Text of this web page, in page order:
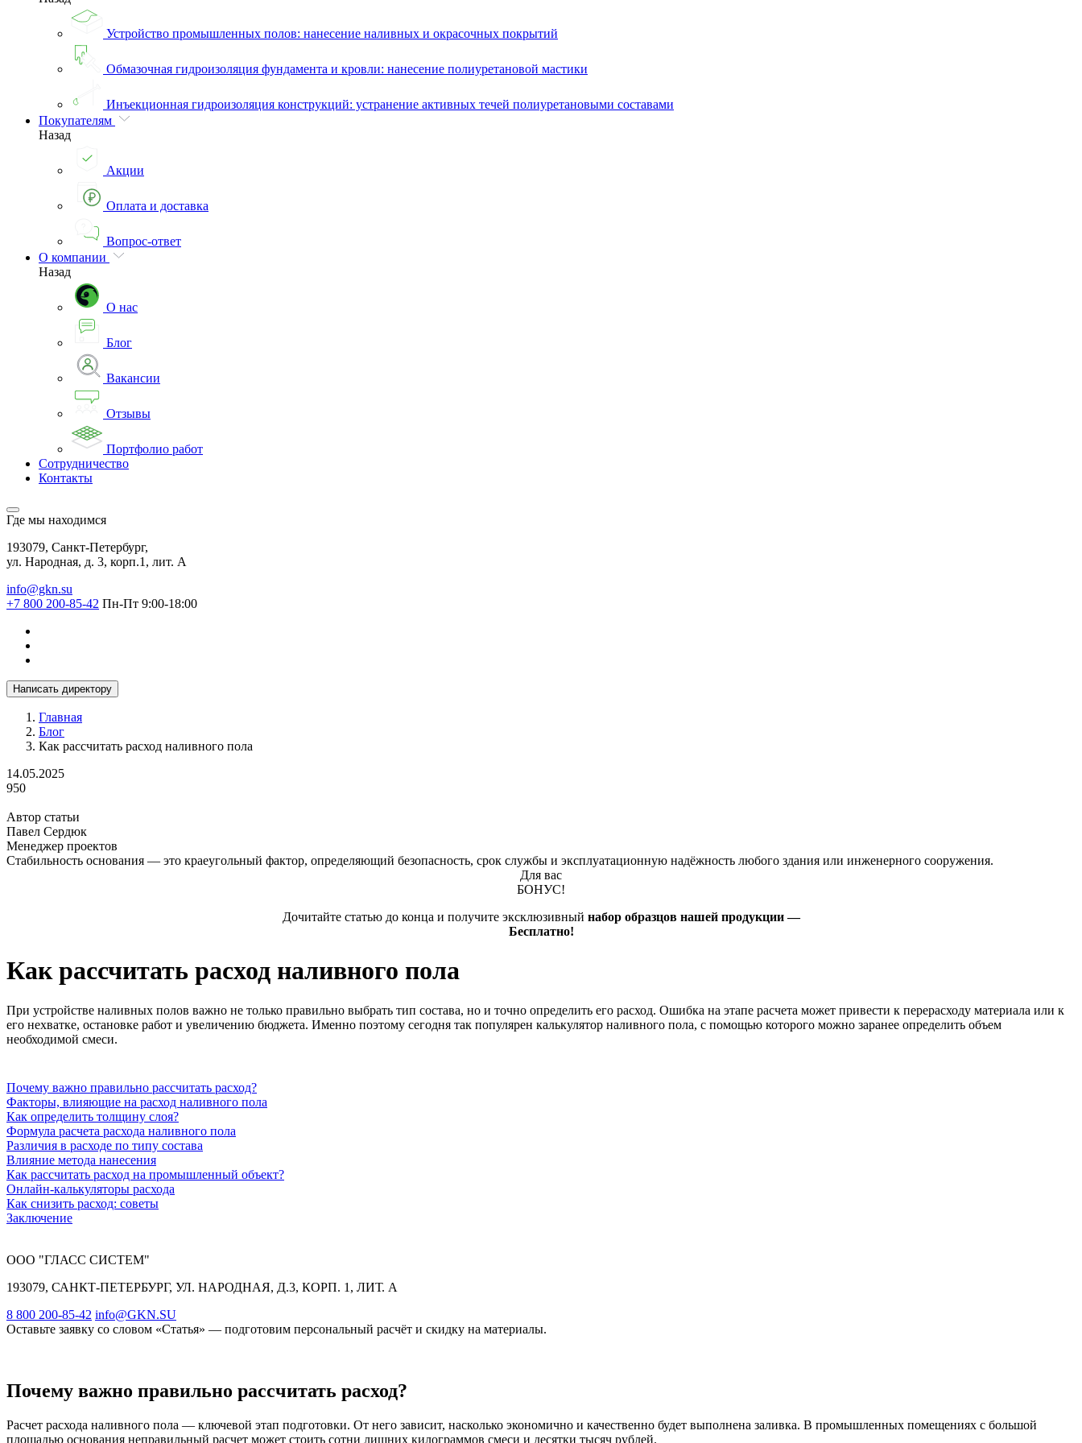
Устройство промышленных полов: нанесение наливных и окрасочных покрытий
Обмазочная гидроизоляция фундамента и кровли: нанесение полиуретановой мастики
Инъекционная гидроизоляция конструкций: устранение активных течей полиуретановыми составами
Покупателям
Назад
Акции
Оплата и доставка
Вопрос-ответ
О компании
Назад
О нас
Блог
Вакансии
Отзывы
Портфолио работ
Сотрудничество
Контакты
Где мы находимся
193079, Санкт-Петербург,
ул. Народная, д. 3, корп.1, лит. А
info@gkn.su
+7 800 200-85-42 Пн-Пт 9:00-18:00
Написать директору
Главная
Блог
Как рассчитать расход наливного пола
14.05.2025
950
Автор статьи
Павел Сердюк
Менеджер проектов
Стабильность основания — это краеугольный фактор, определяющий безопасность, срок службы и эксплуатационную надёжность любого здания или инженерного сооружения.
Для вас
БОНУС!
Дочитайте статью до конца и получите эксклюзивный набор образцов нашей продукции —
Бесплатно!
Как рассчитать расход наливного пола
При устройстве наливных полов важно не только правильно выбрать тип состава, но и точно определить его расход. Ошибка на этапе расчета может привести к перерасходу материала или к
его нехватке, остановке работ и увеличению бюджета. Именно поэтому сегодня так популярен калькулятор наливного пола, с помощью которого можно заранее определить объем
необходимой смеси.
Почему важно правильно рассчитать расход?
Факторы, влияющие на расход наливного пола
Как определить толщину слоя?
Формула расчета расхода наливного пола
Различия в расходе по типу состава
Влияние метода нанесения
Как рассчитать расход на промышленный объект?
Онлайн-калькуляторы расхода
Как снизить расход: советы
Заключение
ООО "ГЛАСС СИСТЕМ"
193079, САНКТ-ПЕТЕРБУРГ, УЛ. НАРОДНАЯ, Д.3, КОРП. 1, ЛИТ. А
8 800 200-85-42 info@GKN.SU
Оставьте заявку со словом «Статья» — подготовим персональный расчёт и скидку на материалы.
Почему важно правильно рассчитать расход?
Расчет расхода наливного пола — ключевой этап подготовки. От него зависит, насколько экономично и качественно будет выполнена заливка. В промышленных помещениях с большой
площадью основания неправильный расчет может стоить сотни лишних килограммов смеси и десятки тысяч рублей.